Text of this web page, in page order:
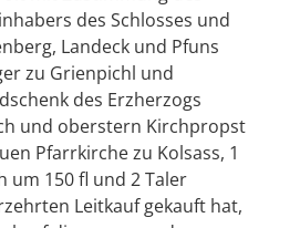
des Schlosses und
Landeck und Pfuns
zu Grienpichl und
des Erzherzogs
und oberstern Kirchpropst
Pfarrkirche zu Kolsass, 1
um 150 fl und 2 Taler
Leitkauf gekauft hat,